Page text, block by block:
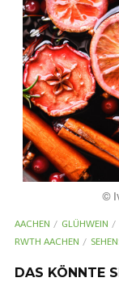
©
AACHEN GLÜHWEIN
RWTH AACHEN
DAS KÖNNTE